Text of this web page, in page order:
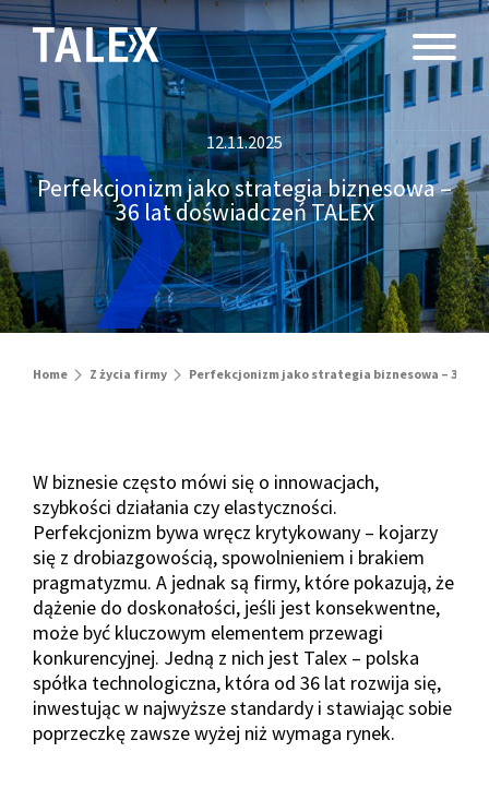
12.11.2025
Perfekcjonizm jako strategia biznesowa –
36 lat doświadczeń TALEX
Home Z życia firmy Perfekcjonizm jako strategia biznesowa – 36 lat
W biznesie często mówi się o innowacjach,
szybkości działania czy elastyczności.
Perfekcjonizm bywa wręcz krytykowany – kojarzy
się z drobiazgowością, spowolnieniem i brakiem
pragmatyzmu. A jednak są firmy, które pokazują, że
dążenie do doskonałości, jeśli jest konsekwentne,
może być kluczowym elementem przewagi
konkurencyjnej. Jedną z nich jest Talex – polska
spółka technologiczna, która od 36 lat rozwija się,
inwestując w najwyższe standardy i stawiając sobie
poprzeczkę zawsze wyżej niż wymaga rynek.